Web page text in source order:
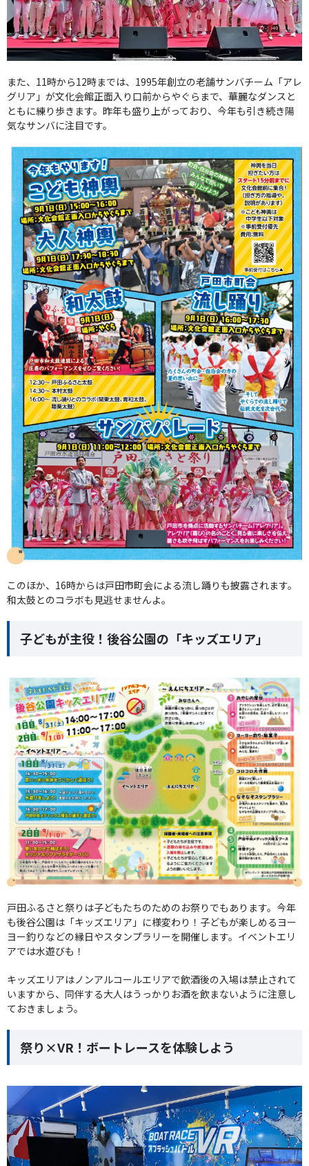
また、11時から12時までは、1995年創立の老舗サンバチーム「アレ
グリア」が文化会館正面入り口前からやぐらまで、華麗なダンスと
ともに練り歩きます。昨年も盛り上がっており、今年も引き続き陽
気なサンバに注目です。
このほか、16時からは戸田市町会による流し踊りも披露されます。
和太鼓とのコラボも見逃せませんよ。
子どもが主役！後谷公園の「キッズエリア」
戸田ふるさと祭りは子どもたちのためのお祭りでもあります。今年
も後谷公園は「キッズエリア」に様変わり！子どもが楽しめるヨー
ヨー釣りなどの縁日やスタンプラリーを開催します。イベントエリ
アでは水遊びも！
キッズエリアはノンアルコールエリアで飲酒後の入場は禁止されて
いますから、同伴する大人はうっかりお酒を飲まないように注意し
ておきましょう。
祭り×VR！ボートレースを体験しよう